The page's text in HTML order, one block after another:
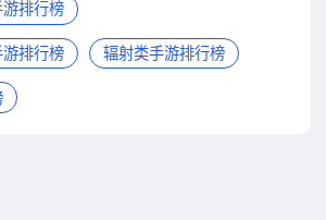
排行榜
排行榜 辐射类手游排行榜